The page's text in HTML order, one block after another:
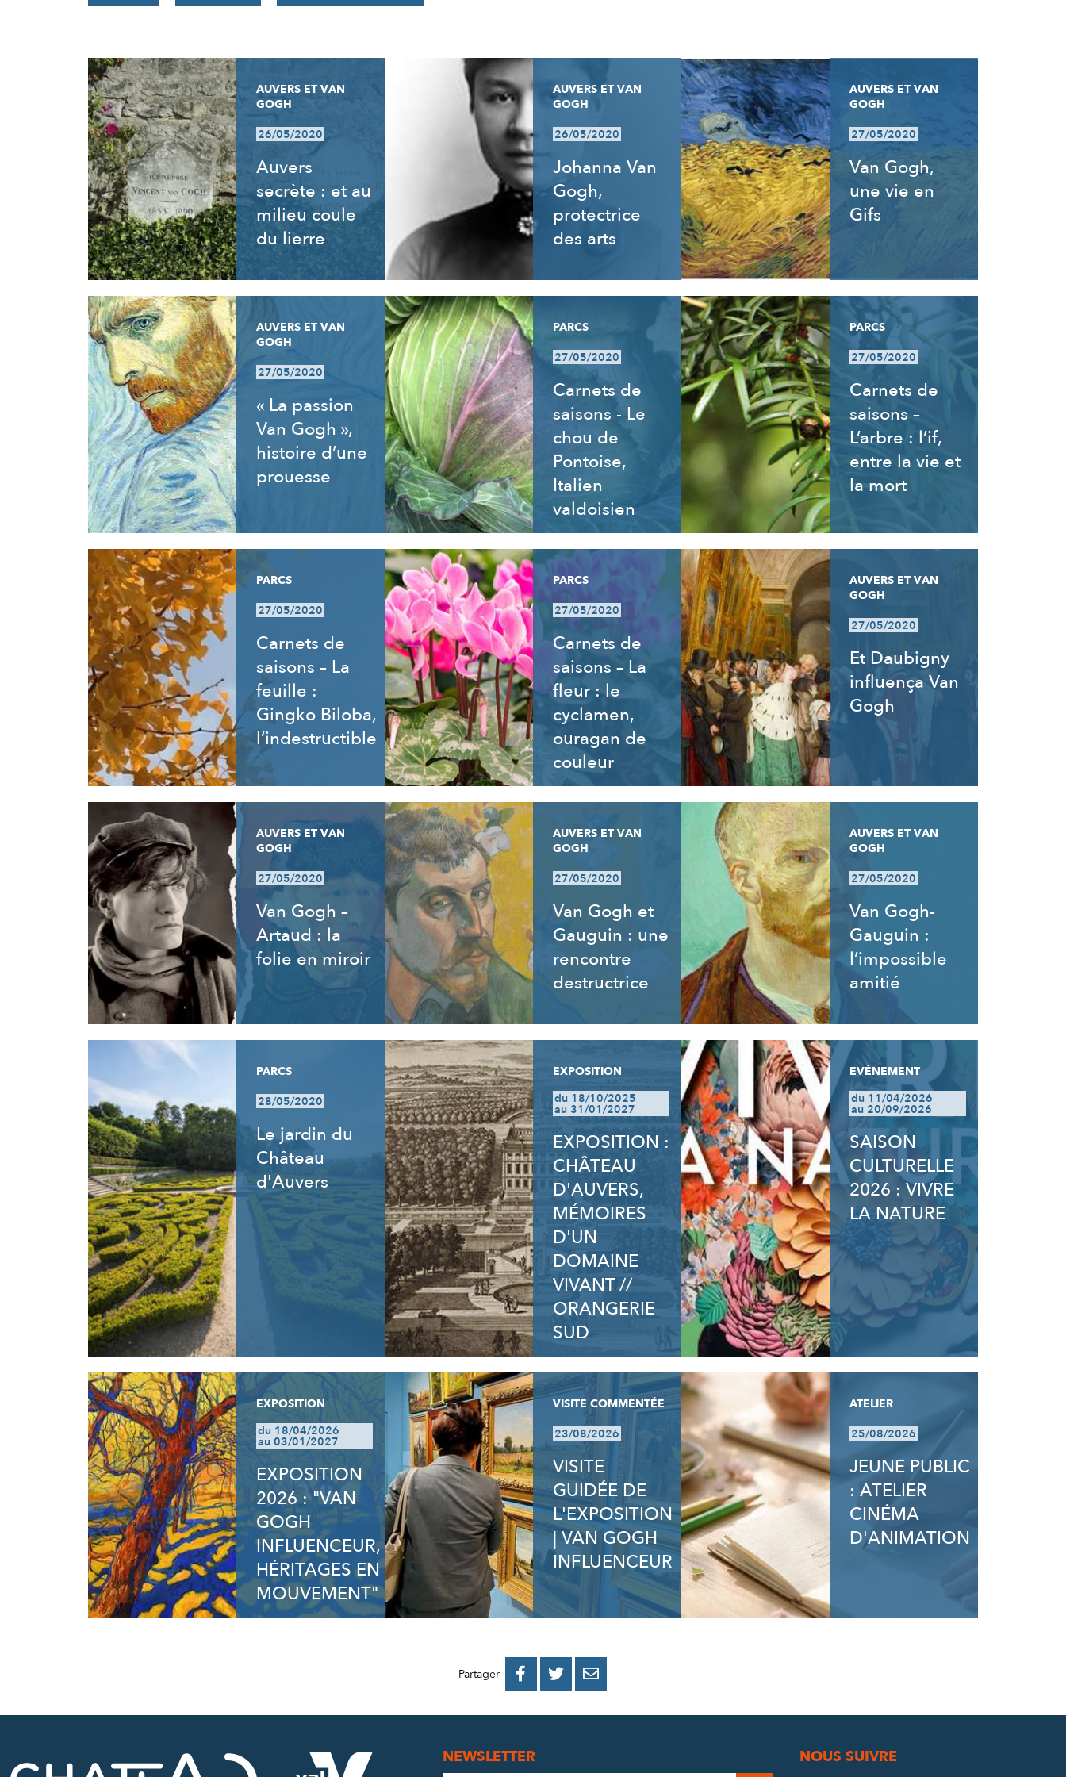
RÉSULTATS
AUVERS ET VAN
GOGH
26/05/2020
Auvers
secrète : et au
milieu coule
du lierre
AUVERS ET VAN
GOGH
26/05/2020
Johanna Van
Gogh,
protectrice
des arts
AUVERS ET VAN
GOGH
27/05/2020
Van Gogh,
une vie en
Gifs
AUVERS ET VAN
GOGH
27/05/2020
« La passion
Van Gogh »,
histoire d’une
prouesse
PARCS
27/05/2020
Carnets de
saisons - Le
chou de
Pontoise,
Italien
valdoisien
PARCS
27/05/2020
Carnets de
saisons –
L’arbre : l’if,
entre la vie et
la mort
PARCS
27/05/2020
Carnets de
saisons – La
feuille :
Gingko Biloba,
l’indestructible
PARCS
27/05/2020
Carnets de
saisons – La
fleur : le
cyclamen,
ouragan de
couleur
AUVERS ET VAN
GOGH
27/05/2020
Et Daubigny
influença Van
Gogh
AUVERS ET VAN
GOGH
27/05/2020
Van Gogh –
Artaud : la
folie en miroir
AUVERS ET VAN
GOGH
27/05/2020
Van Gogh et
Gauguin : une
rencontre
destructrice
AUVERS ET VAN
GOGH
27/05/2020
Van Gogh-
Gauguin :
l’impossible
amitié
PARCS
28/05/2020
Le jardin du
Château
d'Auvers
EXPOSITION
du 18/10/2025
au 31/01/2027
EXPOSITION :
CHÂTEAU
D'AUVERS,
MÉMOIRES
D'UN
DOMAINE
VIVANT //
ORANGERIE
SUD
EVÈNEMENT
du 11/04/2026
au 20/09/2026
SAISON
CULTURELLE
2026 : VIVRE
LA NATURE
EXPOSITION
du 18/04/2026
au 03/01/2027
EXPOSITION
2026 : "VAN
GOGH
INFLUENCEUR,
HÉRITAGES EN
MOUVEMENT"
VISITE COMMENTÉE
23/08/2026
VISITE
GUIDÉE DE
L'EXPOSITION
| VAN GOGH
INFLUENCEUR
ATELIER
25/08/2026
JEUNE PUBLIC
: ATELIER
CINÉMA
D'ANIMATION
Partager 
PARTAGER
PARTAGER
PARTAGER
NEWSLETTER
NOUS SUIVRE